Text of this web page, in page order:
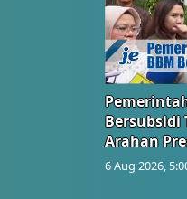
Bersubsidi
Arahan
6 Aug 2026,